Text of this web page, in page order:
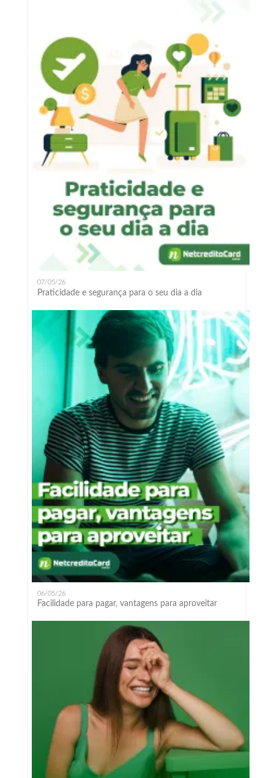
07/05/26
Praticidade e segurança para o seu dia a dia
06/05/26
Facilidade para pagar, vantagens para aproveitar